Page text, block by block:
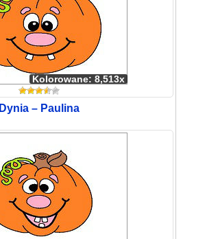
Kolorowane: 8,513x
Dynia – Paulina